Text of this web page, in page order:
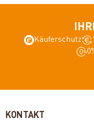
Käuferschutz
KONTAKT